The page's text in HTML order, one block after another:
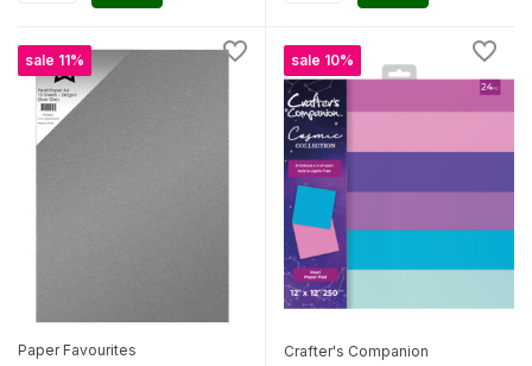
sale 11%
Paper Favourites
sale 10%
Crafter's Companion